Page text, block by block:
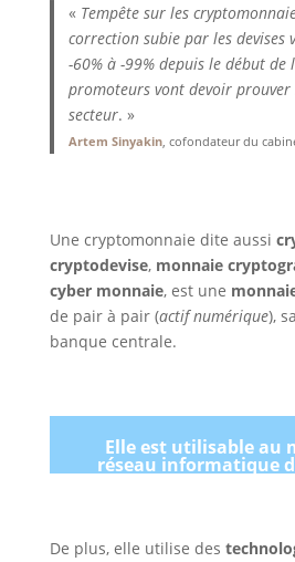
« Tempête sur les
correction subie par les devises
-60% à -99% depuis le début de
promoteurs vont devoir
secteur. »
Artem Sinyakin , cofondateur du
Une cryptomonnaie dite aussi
cryptodevise, monnaie
cyber monnaie, est une
de pair à pair (actif numérique),
banque centrale.
Elle est utilisable au
réseau informatique
De plus, elle utilise des